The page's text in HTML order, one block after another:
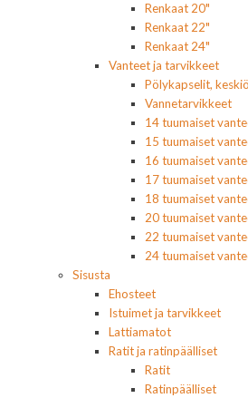
Renkaat 20"
Renkaat 22"
Renkaat 24"
Vanteet ja tarvikkeet
Pölykapselit,
Vannetarvikkeet
14 tuumaiset
15 tuumaiset
16 tuumaiset
17 tuumaiset
18 tuumaiset
20 tuumaiset
22 tuumaiset
24 tuumaiset
Sisusta
Ehosteet
Istuimet ja tarvikkeet
Lattiamatot
Ratit ja ratinpäälliset
Ratit
Ratinpäälliset